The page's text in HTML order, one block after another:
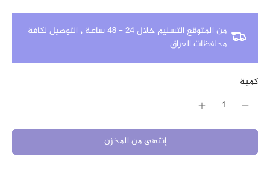
من المتوقع التسليم خلال 24 - 48 ساعة , التوصيل لكافة
محافظات العراق
كمية
إنتهى من المخزن